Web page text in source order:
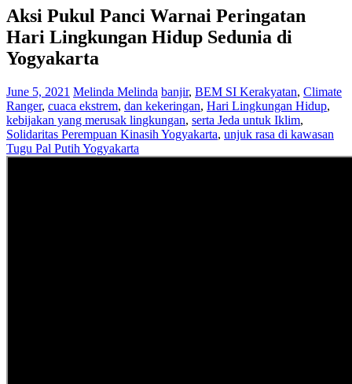
Aksi Pukul Panci Warnai Peringatan
Hari Lingkungan Hidup Sedunia di
Yogyakarta
June 5, 2021 Melinda Melinda banjir, BEM SI Kerakyatan, Climate
Ranger, cuaca ekstrem, dan kekeringan, Hari Lingkungan Hidup,
kebijakan yang merusak lingkungan, serta Jeda untuk Iklim,
Solidaritas Perempuan Kinasih Yogyakarta, unjuk rasa di kawasan
Tugu Pal Putih Yogyakarta